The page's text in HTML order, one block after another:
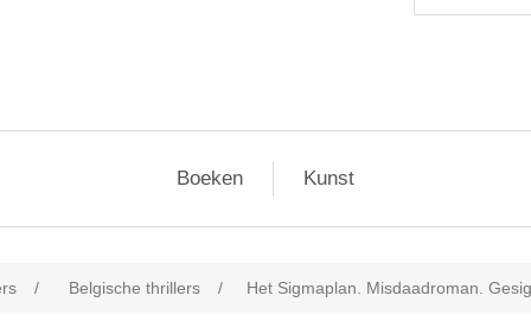
Boeken Kunst
/ Belgische thrillers / Het Sigmaplan. Misdaadroman.